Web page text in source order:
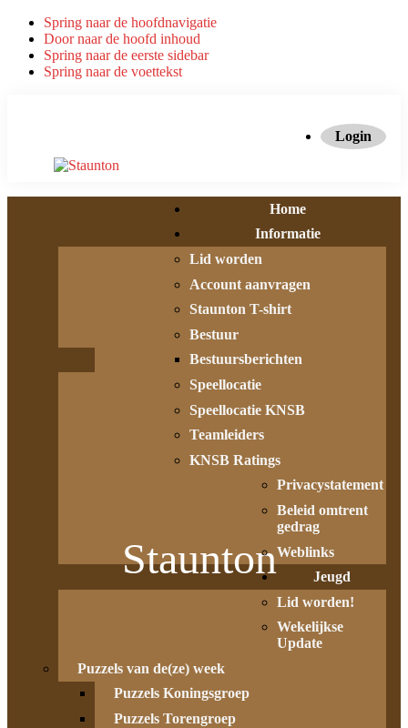
Spring naar de hoofdnavigatie
Door naar de hoofd inhoud
Spring naar de eerste sidebar
Spring naar de voettekst
Login
Staunton
Home
Informatie
Lid worden
Account aanvragen
Staunton T-shirt
Bestuur
Bestuursberichten
Speellocatie
Speellocatie KNSB
Teamleiders
KNSB Ratings
Privacystatement
Beleid omtrent
gedrag
Weblinks
Jeugd
Lid worden!
Wekelijkse
Update
Puzzels van de(ze) week
Puzzels Koningsgroep
Puzzels Torengroep